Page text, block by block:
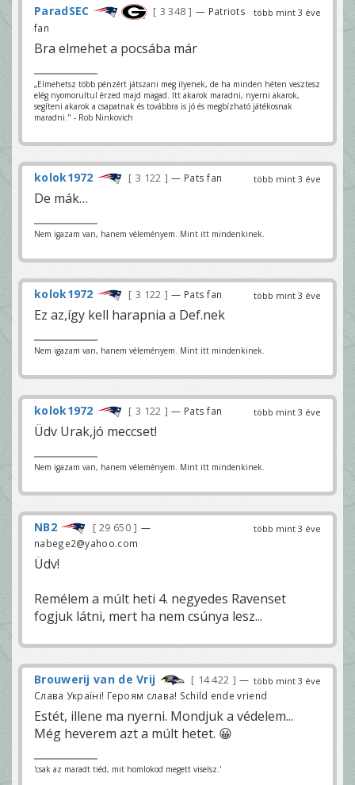
több mint 3 éve
ParadSEC 3 348
— Patriots
fan
Bra elmehet a pocsába már
„Elmehetsz több pénzért játszani meg ilyenek, de ha minden héten vesztesz
elég nyomorultul érzed majd magad. Itt akarok maradni, nyerni akarok,
segíteni akarok a csapatnak és továbbra is jó és megbízható játékosnak
maradni." - Rob Ninkovich
több mint 3 éve
kolok1972 3 122 — Pats fan
De mák…
Nem igazam van, hanem véleményem. Mint itt mindenkinek.
több mint 3 éve
kolok1972 3 122 — Pats fan
Ez az,így kell harapnia a Def.nek
Nem igazam van, hanem véleményem. Mint itt mindenkinek.
több mint 3 éve
kolok1972 3 122 — Pats fan
Üdv Urak,jó meccset!
Nem igazam van, hanem véleményem. Mint itt mindenkinek.
több mint 3 éve
NB2 29 650
—
nabege2@yahoo.com
Üdv!
Remélem a múlt heti 4. negyedes Ravenset
fogjuk látni, mert ha nem csúnya lesz...
több mint 3 éve
Brouwerij van de Vrij 14 422
—
Слава Україні! Героям слава! Schild ende vriend
Estét, illene ma nyerni. Mondjuk a védelem...
Még heverem azt a múlt hetet. 😀
'csak az maradt tiéd, mit homlokod megett viselsz.'